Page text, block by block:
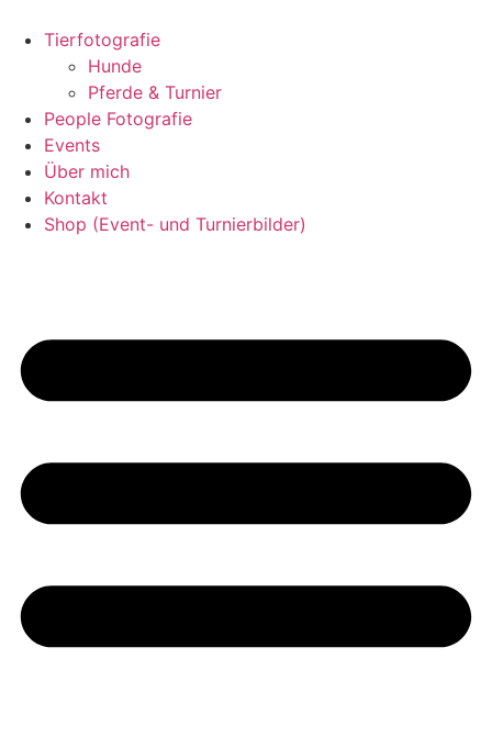
Inhalt
springen
Tierfotografie
Hunde
Pferde & Turnier
People Fotografie
Events
Über mich
Kontakt
Shop (Event- und Turnierbilder)